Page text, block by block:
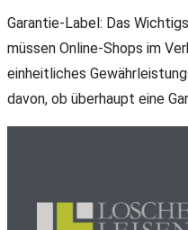
Garantie-Label: Das
müssen Online-Shops im
einheitliches
davon, ob überhaupt eine